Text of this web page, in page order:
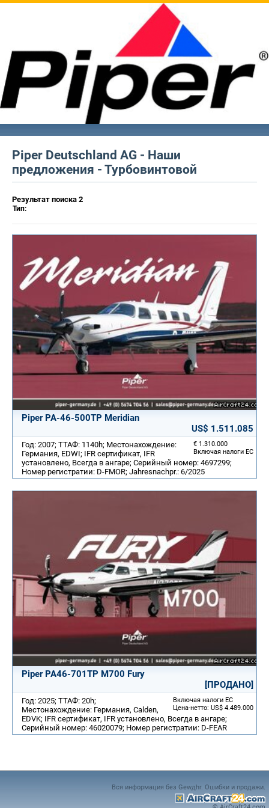
Piper Deutschland AG - Наши
предложения - Турбовинтовой
Результат поиска 2
Тип:
Piper PA-46-500TP Meridian
US$ 1.511.085
€ 1.310.000
Включая налоги ЕС
Год: 2007; ТТАФ: 1140h; Местонахождение:
Германия, EDWI; IFR сертификат, IFR
установлено, Всегда в ангаре; Серийный номер: 4697299;
Номер регистратии: D-FMOR; Jahresnachpr.: 6/2025
Piper PA46-701TP M700 Fury
[ПРОДАНО]
Включая налоги ЕС
Цена-нетто: US$ 4.489.000
Год: 2025; ТТАФ: 20h;
Местонахождение: Германия, Calden,
EDVK; IFR сертификат, IFR установлено, Всегда в ангаре;
Серийный номер: 46020079; Номер регистратии: D-FEAR
Вся информация без Gewдhr. Ошибки и продажи.